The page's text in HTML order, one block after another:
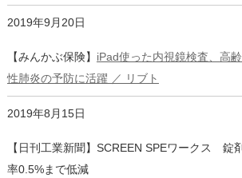
2019年9月20日
【みんかぶ保険】 iPad使った内視鏡検査、高
性肺炎の予防に活躍 ／ リブト
2019年8月15日
【日刊工業新聞】SCREEN SPEワークス
率0.5%まで低減